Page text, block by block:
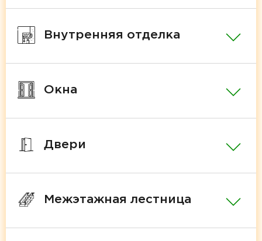
Внутренняя отделка
Окна
Двери
Межэтажная лестница